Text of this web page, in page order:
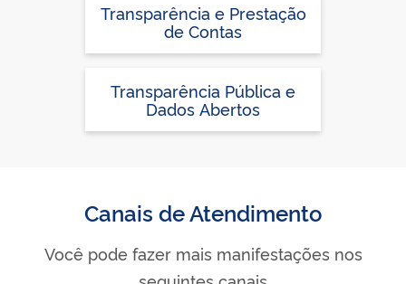
Transparência e Prestação
de Contas
Transparência Pública e
Dados Abertos
Canais de Atendimento
Você pode fazer mais manifestações nos